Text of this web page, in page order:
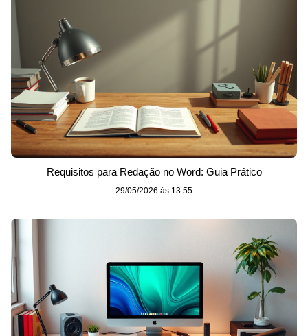
Requisitos para Redação no Word: Guia Prático
29/05/2026 às 13:55